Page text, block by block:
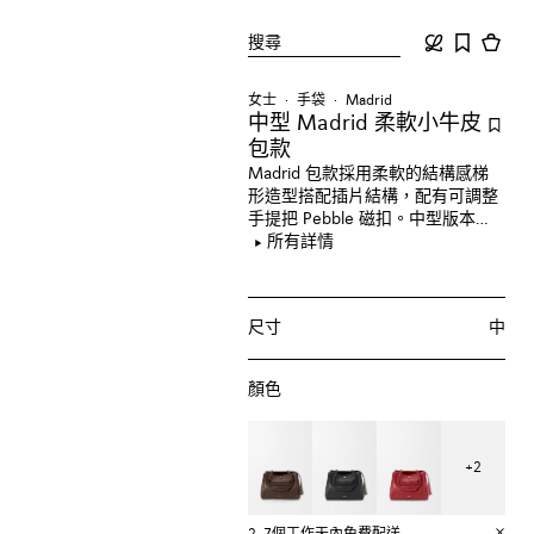
搜尋
女士 手袋 Madrid
中型 Madrid 柔軟小牛皮
包款
Madrid 包款採用柔軟的結構感梯
形造型搭配插片結構，配有可調整
手提把 Pebble 磁扣。中型版本採
用柔軟小牛皮製成。
所有詳情
尺寸 中
顏色
+2